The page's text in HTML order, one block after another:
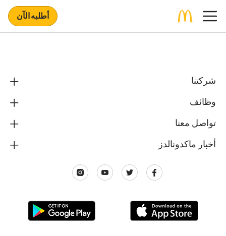
أطلبه الآن
شركتنا
وظائف
تواصل معنا
أخبار ماكدونالدز